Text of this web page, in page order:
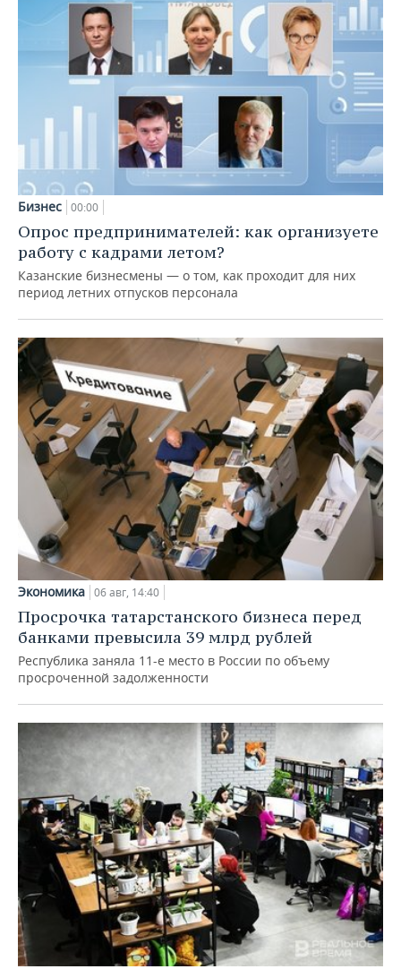
Бизнес 00:00
Опрос предпринимателей: как организуете
работу с кадрами летом?
Казанские бизнесмены — о том, как проходит для них
период летних отпусков персонала
Экономика 06 авг, 14:40
Просрочка татарстанского бизнеса перед
банками превысила 39 млрд рублей
Республика заняла 11-е место в России по объему
просроченной задолженности